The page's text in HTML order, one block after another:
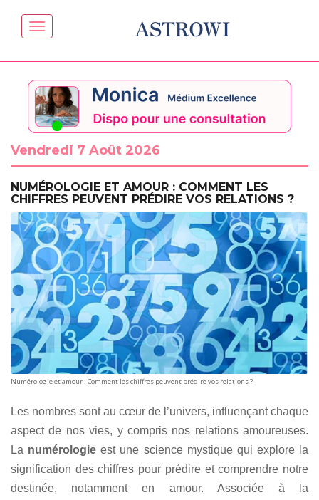
ASTROWI
Vendredi 7 Août 2026
NUMÉROLOGIE ET AMOUR : COMMENT LES
CHIFFRES PEUVENT PRÉDIRE VOS RELATIONS ?
Numérologie et amour : Comment les chiffres peuvent prédire vos relations ?
Les nombres sont au cœur de l’univers, influençant chaque
aspect de nos vies, y compris nos relations amoureuses.
La numérologie est une science mystique qui explore la
signification des chiffres pour prédire et comprendre notre
destinée, notamment en amour. Associée à la